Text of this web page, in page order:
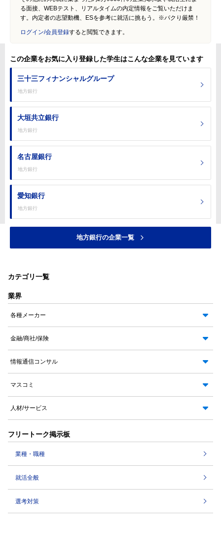
る面接、WEBテスト、リアルタイムの内定情報をご覧いただけま
す。内定者の志望動機、ESを参考に就活に挑もう。※パクり厳禁！
ログイン/会員登録すると閲覧できます。
この企業をお気に入り登録した学生はこんな企業を見ています
三十三フィナンシャルグループ
地方銀行
大垣共立銀行
地方銀行
名古屋銀行
地方銀行
愛知銀行
地方銀行
地方銀行の企業一覧
カテゴリ一覧
業界
各種メーカー
金融/商社/保険
情報通信コンサル
マスコミ
人材/サービス
フリートーク掲示板
業種・職種
就活全般
選考対策